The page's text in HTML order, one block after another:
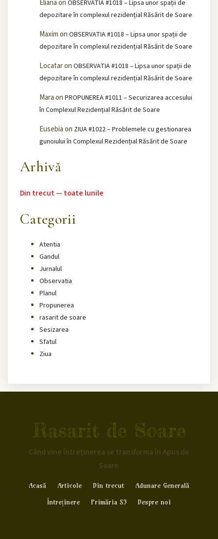
Elianaon OBSERVATIA #1018 – Lipsa unor spații de
depozitare în complexul rezidențial Răsărit de Soare
Maximon OBSERVATIA #1018 – Lipsa unor spații de
depozitare în complexul rezidențial Răsărit de Soare
Locataron OBSERVATIA #1018 – Lipsa unor spații de
depozitare în complexul rezidențial Răsărit de Soare
Maraon PROPUNEREA #1011 – Securizarea accesului
în Complexul Rezidențial Răsărit de Soare
Eusebiaon ZIUA #1022 – Problemele cu gestionarea
gunoiului în Complexul Rezidențial Răsărit de Soare
Arhivă
Din trecut — toate lunile
Categorii
Atentia
Gandul
Jurnalul
Observatia
Planul
Propunerea
rasarit de soare
Sesizarea
Sfatul
Ziua
Rasarit de Soare
Când vine întreținerea se transforma în Apus de
Soare
Acasă Articole Din trecut
Adunare Generală
Întreținere
Primăria S3 Despre noi